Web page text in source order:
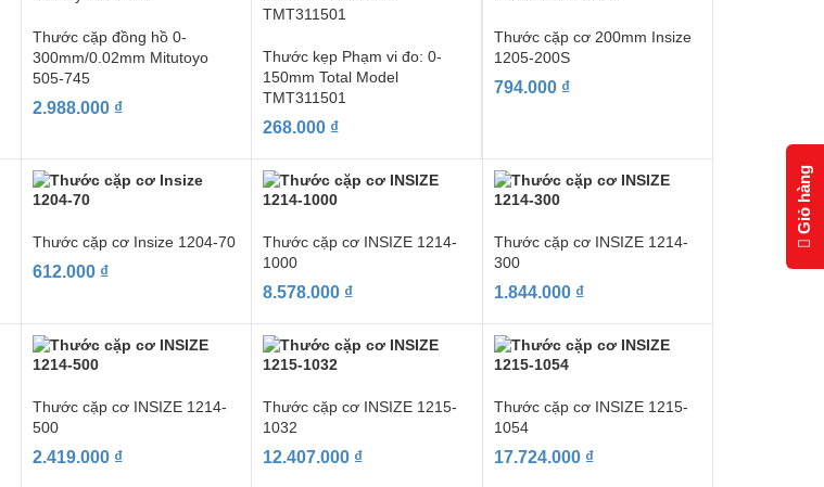
Thước cặp đồng hồ 0-
300mm/0.02mm Mitutoyo
505-745
2.988.000 ₫
Thước kẹp Phạm vi đo: 0-
150mm Total Model
TMT311501
268.000 ₫
Thước cặp cơ 200mm Insize
1205-200S
794.000 ₫
Thước cặp cơ Insize 1204-70
612.000 ₫
Thước cặp cơ INSIZE 1214-
1000
8.578.000 ₫
Thước cặp cơ INSIZE 1214-
300
1.844.000 ₫
Thước cặp cơ INSIZE 1214-
500
2.419.000 ₫
Thước cặp cơ INSIZE 1215-
1032
12.407.000 ₫
Thước cặp cơ INSIZE 1215-
1054
17.724.000 ₫
Giỏ hàng